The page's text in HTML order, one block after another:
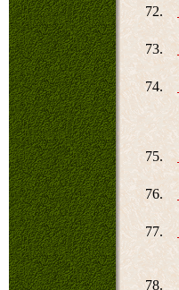
72.
73.
74.
75.
76.
77.
78.